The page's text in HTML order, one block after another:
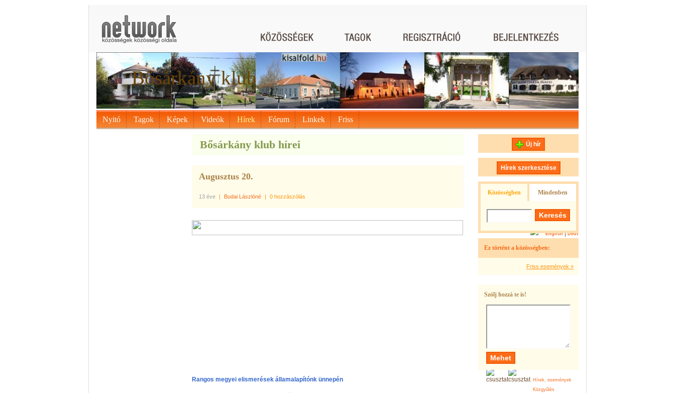
Bősárkány klub
Nyitó Tagok Képek Videók Hírek Fórum Linkek Friss
Bősárkány klub hírei
Augusztus 20.
13 éve | Budai Lászlóné | 0 hozzászólás
English | Deutsch
Rangos megyei elismerések államalapítónk ünnepén
Hírek, események
Közgyűlés
Új hír
Hírek szerkesztése
Közösségben Mindenben
Ez történt a közösségben:
Friss események »
Szólj hozzá te is!